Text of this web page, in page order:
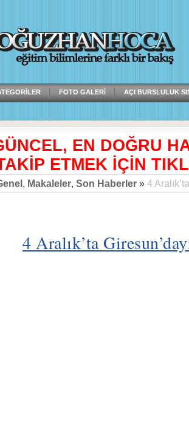
FOTO GALERI AÇI BURSLULUK
EN DOĞRU
ETMEK İÇİN
, Makaleler, Son Haberler » 4
4 Aralık’ta